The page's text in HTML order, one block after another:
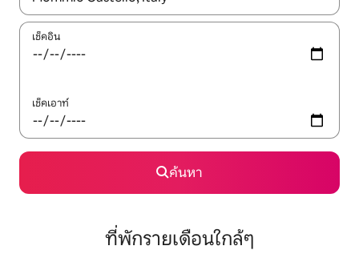
เช็คอิน
เช็คเอาท์
ค้นหา
ที่พักรายเดือนใกล้ๆ